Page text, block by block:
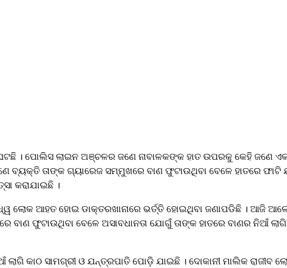
। ପୋଲିସ ଲାଇନ ଅଞ୍ଚଳର ଜଣେ ନାବାଳକଙ୍କ ହାତ ଉପରକୁ କେହି ଜଣେ ଏକ
ବ୍ୟକ୍ତି ତାଙ୍କ ଗ୍ୟାରେଜ ସମ୍ମୁଖରେ ବାଣ ଫୁଟାଉଥିବା ବେଳେ ହାତରେ
କରାଯାଇଛି ।
ଆହତ ହୋଇ ଡାକ୍ତରଖାନାରେ ଭର୍ତ୍ତି ହୋଇଥିବା ଜଣାପଡିଛି । ଆଜି
ଫୁଟାଉଥିବା ବେଳେ ଅସାବଧାନତା ଯୋଗୁଁ ତାଙ୍କ ହାତରେ ବାଣର ନିଆଁ
କାଠ ସାମଗ୍ରୀ ଓ ଯନ୍ତ୍ରପାତି ପୋଡ଼ି ଯାଇଛି । ଦୋକାନୀ ମାଲିକ ରାଜୀବ